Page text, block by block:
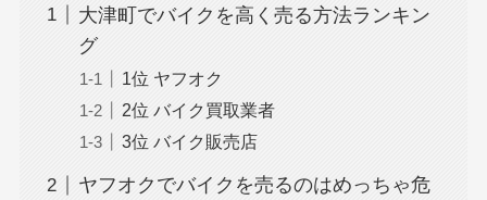
大津町でバイクを高く売る方法ランキン
グ
1位 ヤフオク
2位 バイク買取業者
3位 バイク販売店
ヤフオクでバイクを売るのはめっちゃ危